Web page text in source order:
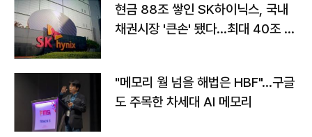
현금 88조 쌓인 SK하이닉스, 국내
채권시장 '큰손' 됐다…최대 40조 투
"메모리 월 넘을 해법은 HBF"…구글
도 주목한 차세대 AI 메모리